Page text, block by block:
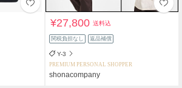
¥27,800送料込
関税負担なし 返品補償
Y-3
PREMIUM PERSONAL SHOPPER
shonacompany